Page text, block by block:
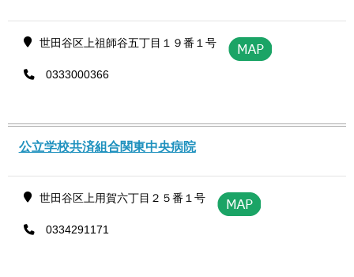
世田谷区上祖師谷五丁目１９番１号
0333000366
公立学校共済組合関東中央病院
世田谷区上用賀六丁目２５番１号
0334291171